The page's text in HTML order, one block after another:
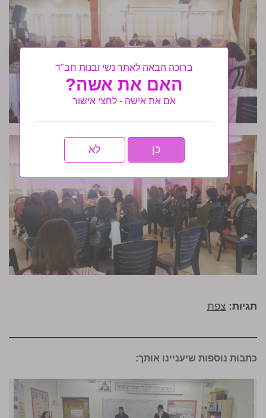
תגיות: צפת
כתבות נוספות שיעניינו אותך:
ברוכה הבאה לאתר נשי ובנות חב"ד
האם את אשה?
אם את אישה - לחצי אישור
כן לא